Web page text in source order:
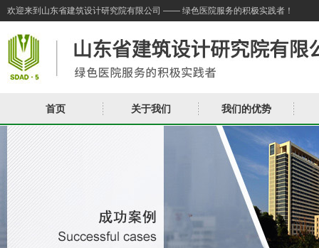
欢迎来到山东省建筑设计研究院有限公司 —— 绿色医院服务的积极实践者！
首页 关于我们 我们的优势